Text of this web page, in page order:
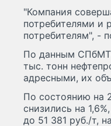
"Компания
потребителями и
потребителям", -
По данным
тыс. тонн
адресными, их
По состоянию на
снизились на
до 51 381 руб./т,